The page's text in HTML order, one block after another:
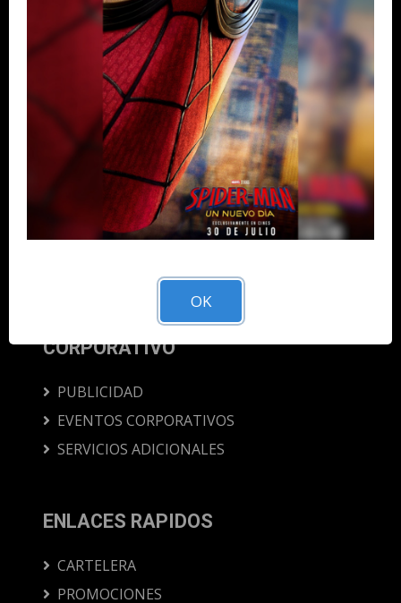
CORPORATIVO
PUBLICIDAD
EVENTOS CORPORATIVOS
SERVICIOS ADICIONALES
ENLACES RAPIDOS
CARTELERA
PROMOCIONES
OK